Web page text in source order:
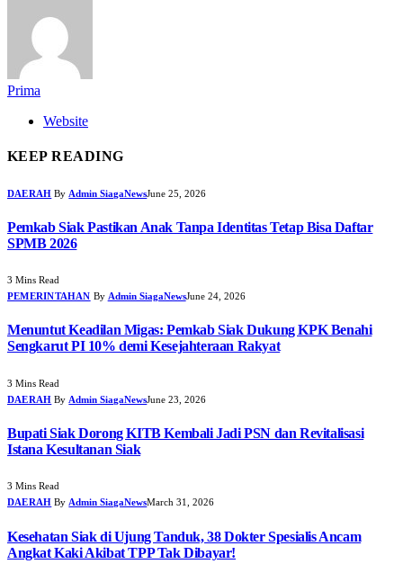
Prima
Website
KEEP READING
DAERAH By Admin SiagaNewsJune 25, 2026
Pemkab Siak Pastikan Anak Tanpa Identitas Tetap Bisa Daftar
SPMB 2026
3 Mins Read
PEMERINTAHAN By Admin SiagaNewsJune 24, 2026
Menuntut Keadilan Migas: Pemkab Siak Dukung KPK Benahi
Sengkarut PI 10% demi Kesejahteraan Rakyat
3 Mins Read
DAERAH By Admin SiagaNewsJune 23, 2026
Bupati Siak Dorong KITB Kembali Jadi PSN dan Revitalisasi
Istana Kesultanan Siak
3 Mins Read
DAERAH By Admin SiagaNewsMarch 31, 2026
Kesehatan Siak di Ujung Tanduk, 38 Dokter Spesialis Ancam
Angkat Kaki Akibat TPP Tak Dibayar!